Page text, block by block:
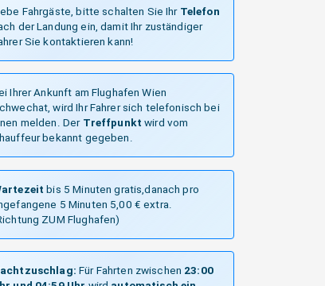
Fahrgäste, bitte schalten Sie Ihr Telefon
der Landung ein, damit Ihr zuständiger
Sie kontaktieren kann!
Ihrer Ankunft am Flughafen Wien
wird Ihr Fahrer sich telefonisch bei
melden. Der Treffpunkt wird vom
bekannt gegeben.
bis 5 Minuten gratis,danach pro
5 Minuten 5,00 € extra.
ZUM Flughafen)
Für Fahrten zwischen 23:00